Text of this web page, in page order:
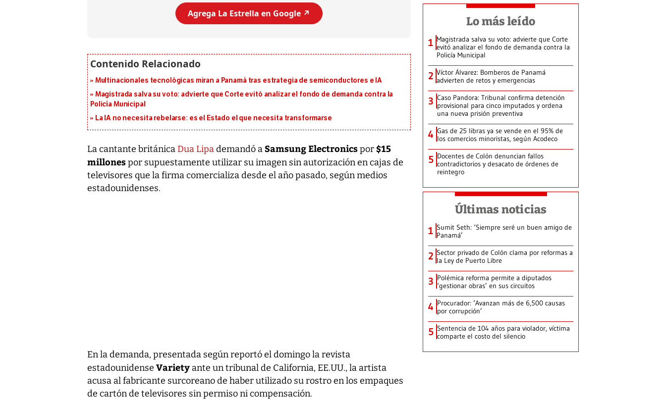
Agrega La Estrella en Google ↗️
Multinacionales tecnológicas miran a Panamá tras estrategia de semiconductores e IA
Magistrada salva su voto: advierte que Corte evitó analizar el fondo de demanda contra la
Policía Municipal
La IA no necesita rebelarse: es el Estado el que necesita transformarse
La cantante británicaDua Lipademandó a Samsung Electronicspor $15
millonespor supuestamente utilizar su imagen sin autorización en cajas de
televisores que la firma comercializa desde el año pasado, según medios
estadounidenses.
En la demanda, presentada según reportó el domingo la revista
estadounidense Variety ante un tribunal de California, EE.UU., la artista
acusa al fabricante surcoreano de haber utilizado su rostro en los empaques
de cartón de televisores sin permiso ni compensación.
Lo más leído
1 Magistrada salva su voto: advierte que Corte
evitó analizar el fondo de demanda contra la
Policía Municipal
2 Víctor Álvarez: Bomberos de Panamá
advierten de retos y emergencias
3 Caso Pandora: Tribunal confirma detención
provisional para cinco imputados y ordena
una nueva prisión preventiva
4 Gas de 25 libras ya se vende en el 95% de
los comercios minoristas, según Acodeco
5 Docentes de Colón denuncian fallos
contradictorios y desacato de órdenes de
reintegro
Últimas noticias
1 Sumit Seth: ‘Siempre seré un buen amigo de
Panamá’
2 Sector privado de Colón clama por reformas a
la Ley de Puerto Libre
3 Polémica reforma permite a diputados
‘gestionar obras’ en sus circuitos
4 Procurador: ‘Avanzan más de 6,500 causas
por corrupción’
5 Sentencia de 104 años para violador, víctima
comparte el costo del silencio